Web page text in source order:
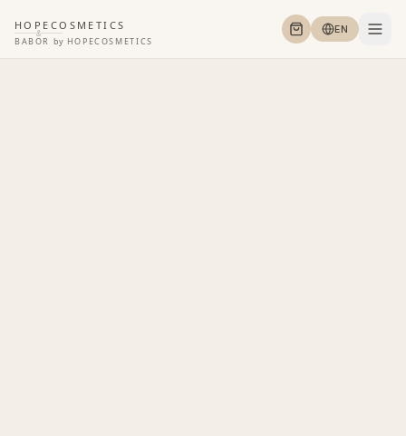
HOPECOSMETICS
&
BABOR by HOPECOSMETICS
EN